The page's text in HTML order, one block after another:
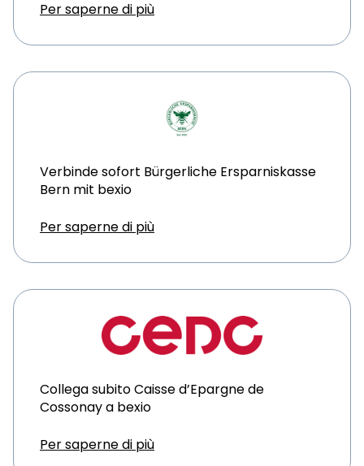
Per saperne di più
Verbinde sofort Bürgerliche Ersparniskasse
Bern mit bexio
Per saperne di più
Collega subito Caisse d’Epargne de
Cossonay a bexio
Per saperne di più